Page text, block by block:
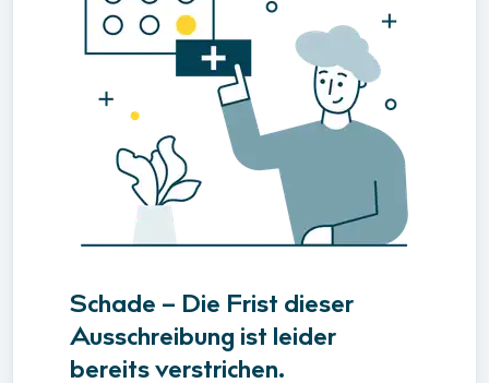
Schade – Die Frist dieser
Ausschreibung ist leider
bereits verstrichen.